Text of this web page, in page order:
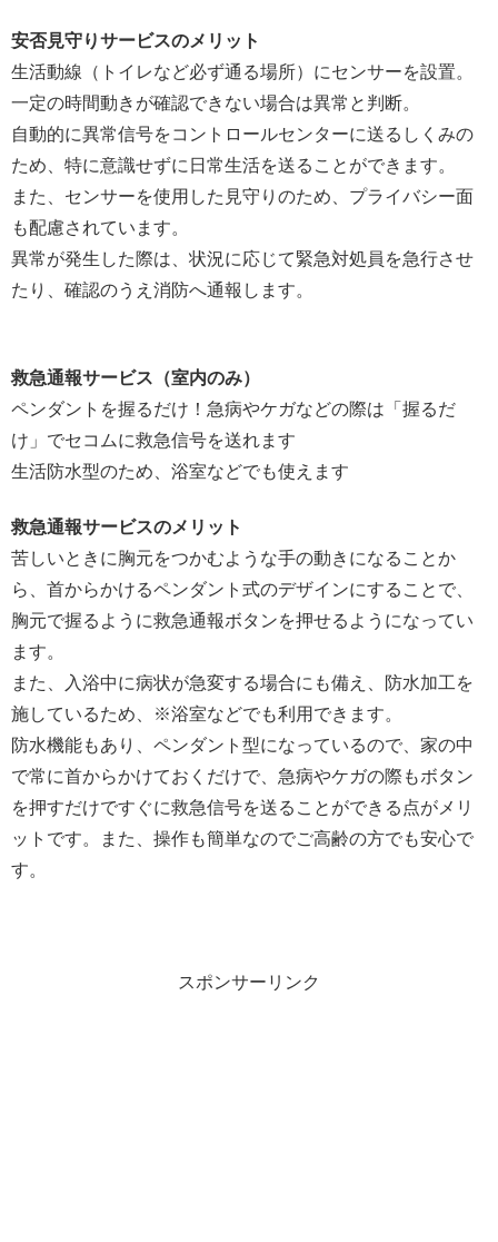
安否見守りサービスのメリット
生活動線（トイレなど必ず通る場所）にセンサーを設置。
一定の時間動きが確認できない場合は異常と判断。
自動的に異常信号をコントロールセンターに送るしくみの
ため、特に意識せずに日常生活を送ることができます。
また、センサーを使用した見守りのため、プライバシー面
も配慮されています。
異常が発生した際は、状況に応じて緊急対処員を急行させ
たり、確認のうえ消防へ通報します。
救急通報サービス（室内のみ）
ペンダントを握るだけ！急病やケガなどの際は「握るだ
け」でセコムに救急信号を送れます
生活防水型のため、浴室などでも使えます
救急通報サービスのメリット
苦しいときに胸元をつかむような手の動きになることか
ら、首からかけるペンダント式のデザインにすることで、
胸元で握るように救急通報ボタンを押せるようになってい
ます。
また、入浴中に病状が急変する場合にも備え、防水加工を
施しているため、※浴室などでも利用できます。
防水機能もあり、ペンダント型になっているので、家の中
で常に首からかけておくだけで、急病やケガの際もボタン
を押すだけですぐに救急信号を送ることができる点がメリ
ットです。また、操作も簡単なのでご高齢の方でも安心で
す。
スポンサーリンク